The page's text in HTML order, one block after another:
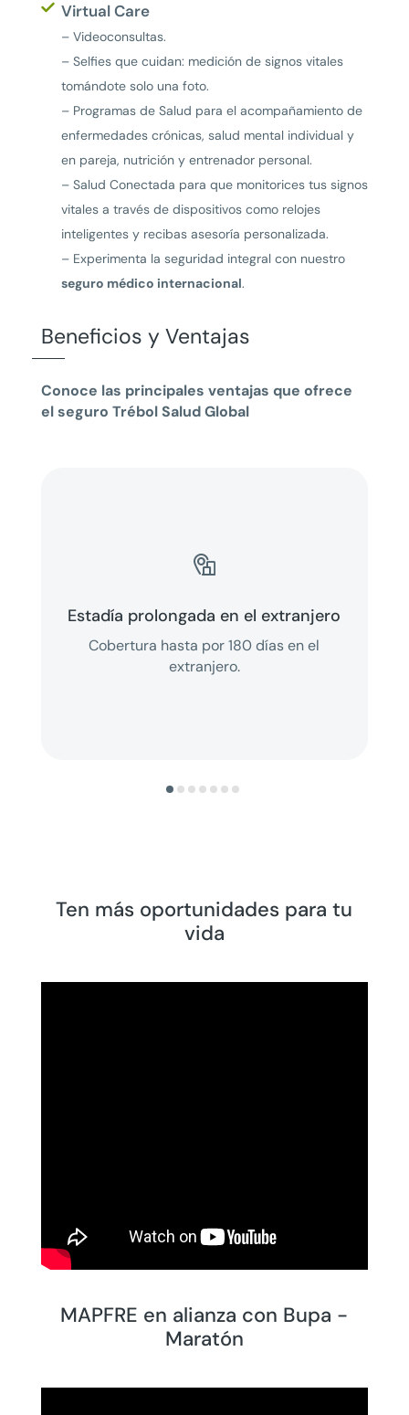
Virtual Care
– Videoconsultas.
– Selfies que cuidan: medición de signos vitales
tomándote solo una foto.
– Programas de Salud para el acompañamiento de
enfermedades crónicas, salud mental individual y
en pareja, nutrición y entrenador personal.
– Salud Conectada para que monitorices tus signos
vitales a través de dispositivos como relojes
inteligentes y recibas asesoría personalizada.
– Experimenta la seguridad integral con nuestro
seguro médico internacional.
Beneficios y Ventajas
Conoce las principales ventajas que ofrece
el seguro Trébol Salud Global

Estadía prolongada en el extranjero
Cobertura hasta por 180 días en el
extranjero.
Ten más oportunidades para tu
vida
MAPFRE en alianza con Bupa -
Maratón